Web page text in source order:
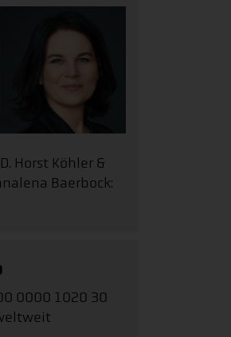
Horst Köhler &
Baerbock:
0000 1020 30